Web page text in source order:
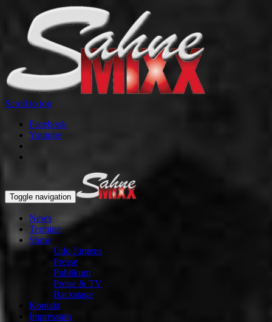
Scroll to top
Facebook
Youtube
Toggle navigation
News
Termine
Show
Udo Jürgens
Presse
Publikum
Preise & TV
Backstage
Kontakt
Impressum